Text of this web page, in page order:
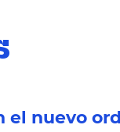
el nuevo